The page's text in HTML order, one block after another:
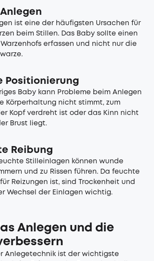
ist eine der häufigsten Ursachen für
beim Stillen. Das Baby sollte einen
erfassen und nicht nur die
Positionierung
Baby kann Probleme beim Anlegen
Körperhaltung nicht stimmt, zum
Kopf verdreht ist oder das Kinn nicht
Brust liegt.
Reibung
Stilleinlagen können wunde
und zu Rissen führen. Da feuchte
Reizungen ist, sind Trockenheit und
Wechsel der Einlagen wichtig.
Anlegen und die
Anlegetechnik ist der wichtigste